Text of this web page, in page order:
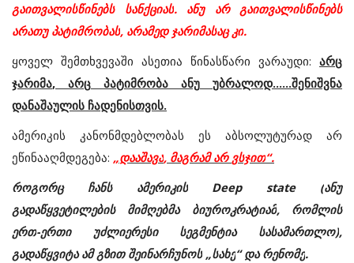
გაითვალისწინებს
სანქციას. ანუ არ
გაითვალისწინებს
არათუ პატიმრობას, არამედ ჯარიმასაც კი.
ყოველ შემთხვევაში ასეთია წინასწარი ვარაუდი: არც
ჯარიმა, არც პატიმრობა ანუ უბრალოდ......შენიშვნა
დანაშაულის ჩადენისთვის.
ამერიკის
კანონმდებლობას ეს აბსოლუტურად
არ
ეწინააღმდეგება: „დააშავა, მაგრამ არ ვსჯით“.
როგორც
ჩანს ამერიკისDeep state (ანუ
გადაწყვეტილების
მიმღებმა ბიუროკრატიამ, რომლის
ერთ-ერთი უძლიერესი სეგმენტია სასამართლო),
გადაწყვიტა ამ გზით შეინარჩუნოს „სახე“და რენომე.